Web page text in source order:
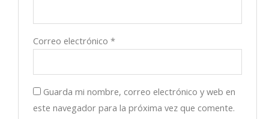
Correo electrónico*
Guarda mi nombre, correo electrónico y web en
este navegador para la próxima vez que comente.